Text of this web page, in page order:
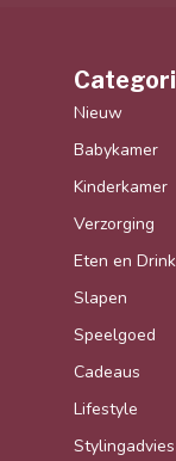
Nieuw
Babykamer
Kinderkamer
Verzorging
Eten en
Slapen
Speelgoed
Cadeaus
Lifestyle
Stylingadvies